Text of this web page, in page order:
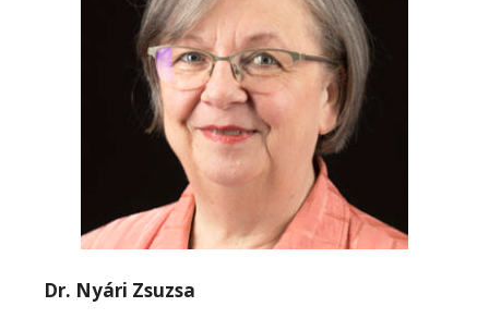
Dr. Nyári Zsuzsa